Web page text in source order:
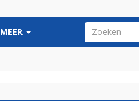
MEER ZOEKVELD